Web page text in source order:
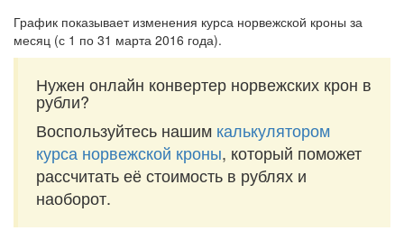
График показывает изменения курса норвежской кроны за
месяц (с 1 по 31 марта 2016 года).
Нужен онлайн конвертер норвежских крон в
рубли?
Воспользуйтесь нашим калькулятором
курса норвежской кроны, который поможет
рассчитать её стоимость в рублях и
наоборот.